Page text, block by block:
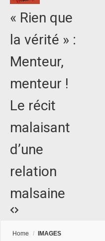
« Rien que
la vérité » :
Menteur,
menteur !
Le récit
malaisant
d’une
relation
malsaine
Home / IMAGES